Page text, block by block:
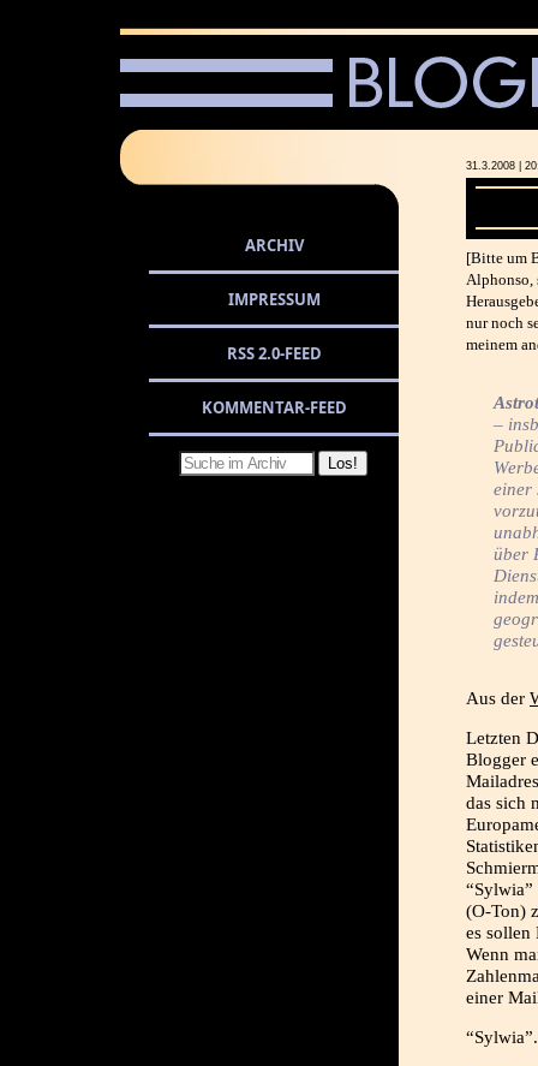
31.3.2008 |
[Bitte um
Alphonso,
nur noch
meinem
–
einer
über
Aus der
Letzten
Blogger
das sich
“Sylwia”
(O-Ton)
es sollen
Wenn
einer
“Sylwia”.
ARCHIV
IMPRESSUM
RSS 2.0-FEED
KOMMENTAR-FEED